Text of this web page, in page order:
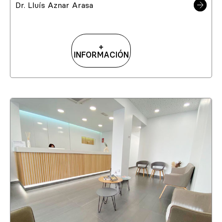
Dr. Lluís Aznar Arasa
+
INFORMACIÓN